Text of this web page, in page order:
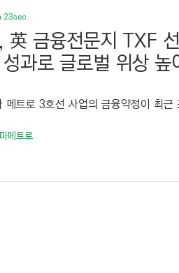
23sec
英 금융전문지 TXF
과로 글로벌 위상 높
메트로 3호선 사업의 금융약정이 최
메트로